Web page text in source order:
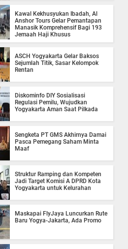
Kawal Kekhusyukan Ibadah, Al
Anshor Tours Gelar Pemantapan
Manasik Komprehensif Bagi 193
Jemaah Haji Khusus
ASCH Yogyakarta Gelar Baksos
Sejumlah Titik, Sasar Kelompok
Rentan
Diskominfo DIY Sosialisasi
Regulasi Pemilu, Wujudkan
Yogyakarta Aman Saat Pilkada
Sengketa PT GMS Akhirnya Damai
Pasca Pemegang Saham Minta
Maaf
Struktur Ramping dan Kompeten
Jadi Target Komisi A DPRD Kota
Yogyakarta untuk Kelurahan
Maskapai FlyJaya Luncurkan Rute
Baru Yogya-Jakarta, Ada Promo